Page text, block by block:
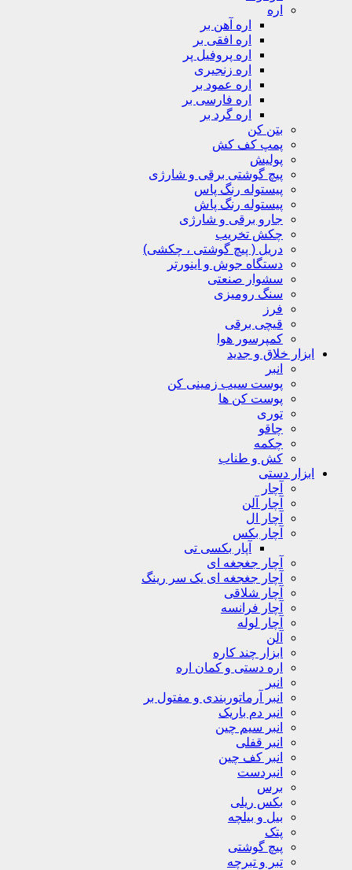
اره
اره آهن بر
اره افقی بر
اره پروفیل پر
اره زنجیری
اره عمود بر
اره فارسی بر
اره گرد بر
بتن کن
پمپ کف کش
پولیش
پیچ گوشتی برقی و شارژی
پیستوله رنگ پاس
پیستوله رنگ پاش
جارو برقی و شارژی
چکش تخریب
دریل ( پیچ گوشتی ، چکشی)
دستگاه جوش و اینورتر
سشوار صنعتی
سنگ رومیزی
فرز
قیچی برقی
کمپرسور هوا
ابزار خلاق و جدید
انبر
پوست سیب زمینی کن
پوست کن ها
توری
چاقو
چکمه
کش و طناب
ابزار دستی
آچار
آچار آلن
آچار ال
آچار بکس
آپار بکسی تی
آچار جغجغه ای
آچار جغجغه ای یک سر رینگ
آچار شلاقی
آچار فرانسه
آچار لوله
آلن
ابزار چند کاره
اره دستی و کمان اره
انبر
انبر آرماتوربندی و مفتول بر
انبر دم باریک
انبر سیم چین
انبر قفلی
انبر کف چین
انبردست
برس
بکس ریلی
بیل و بیلچه
پتک
پیچ گوشتی
تبر و تبرچه